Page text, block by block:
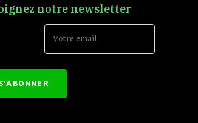
notre newsletter